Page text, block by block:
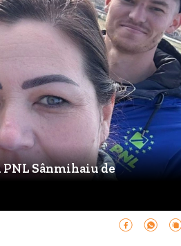
Sânmihaiu de